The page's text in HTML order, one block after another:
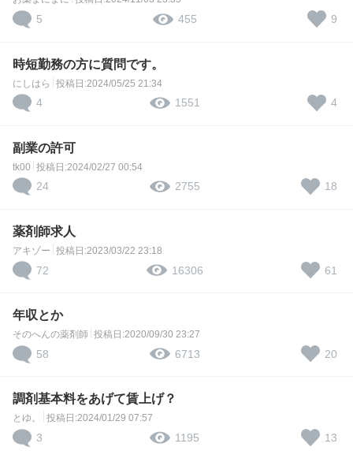
5 455 9
時短勤務の方に質問です。
にしはら 投稿日:2024/05/25 21:34
4 1551 4
副業の許可
tk00 投稿日:2024/02/27 00:54
24 2755 18
薬剤師求人
アキゾー 投稿日:2023/03/22 23:18
72 16306 61
年収とか
そのへんの薬剤師 投稿日:2020/09/30 23:27
58 6713 20
調剤基本料をあげて賃上げ？
とゆ。 投稿日:2024/01/29 07:57
3 1195 13